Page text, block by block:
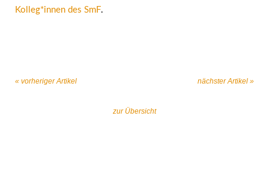
Kolleg*innen des SmF.
« vorheriger Artikel
zur Übersicht
nächster Artikel »